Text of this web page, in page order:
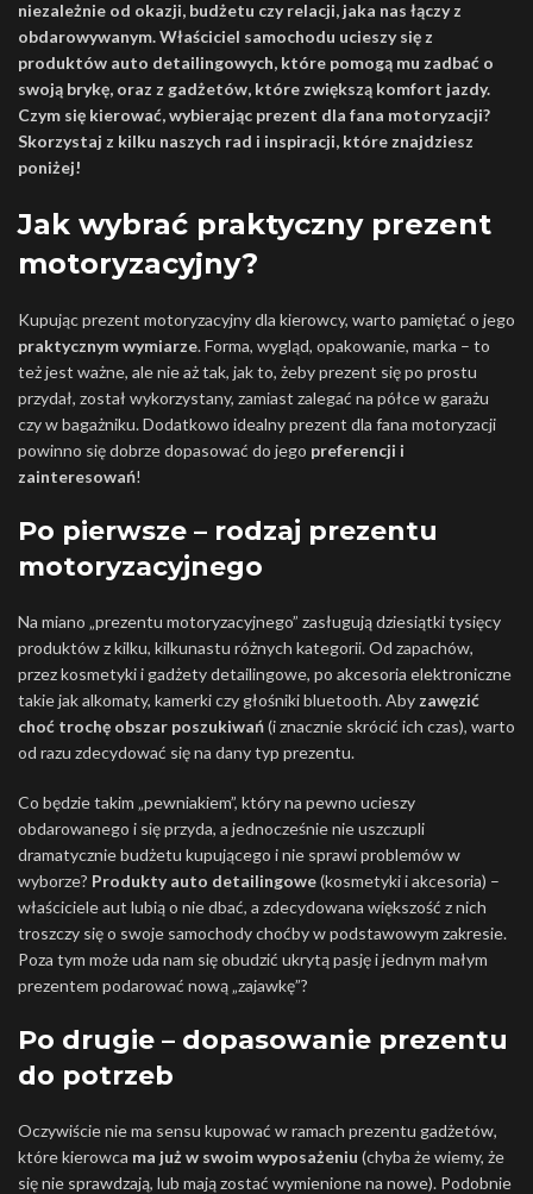
niezależnie od okazji, budżetu czy relacji, jaka nas łączy z
obdarowywanym. Właściciel samochodu ucieszy się z
produktów auto detailingowych, które pomogą mu zadbać o
swoją brykę, oraz z gadżetów, które zwiększą komfort jazdy.
Czym się kierować, wybierając prezent dla fana motoryzacji?
Skorzystaj z kilku naszych rad i inspiracji, które znajdziesz
poniżej!
Jak wybrać praktyczny prezent
motoryzacyjny?
Kupując prezent motoryzacyjny dla kierowcy, warto pamiętać o jego
praktycznym wymiarze. Forma, wygląd, opakowanie, marka – to
też jest ważne, ale nie aż tak, jak to, żeby prezent się po prostu
przydał, został wykorzystany, zamiast zalegać na półce w garażu
czy w bagażniku. Dodatkowo idealny prezent dla fana motoryzacji
powinno się dobrze dopasować do jego preferencji i
zainteresowań!
Po pierwsze – rodzaj prezentu
motoryzacyjnego
Na miano „prezentu motoryzacyjnego” zasługują dziesiątki tysięcy
produktów z kilku, kilkunastu różnych kategorii. Od zapachów,
przez kosmetyki i gadżety detailingowe, po akcesoria elektroniczne
takie jak alkomaty, kamerki czy głośniki bluetooth. Aby zawęzić
choć trochę obszar poszukiwań(i znacznie skrócić ich czas), warto
od razu zdecydować się na dany typ prezentu.
Co będzie takim „pewniakiem”, który na pewno ucieszy
obdarowanego i się przyda, a jednocześnie nie uszczupli
dramatycznie budżetu kupującego i nie sprawi problemów w
wyborze? Produkty auto detailingowe(kosmetyki i akcesoria) –
właściciele aut lubią o nie dbać, a zdecydowana większość z nich
troszczy się o swoje samochody choćby w podstawowym zakresie.
Poza tym może uda nam się obudzić ukrytą pasję i jednym małym
prezentem podarować nową „zajawkę”?
Po drugie – dopasowanie prezentu
do potrzeb
Oczywiście nie ma sensu kupować w ramach prezentu gadżetów,
które kierowca ma już w swoim wyposażeniu (chyba że wiemy, że
się nie sprawdzają, lub mają zostać wymienione na nowe). Podobnie